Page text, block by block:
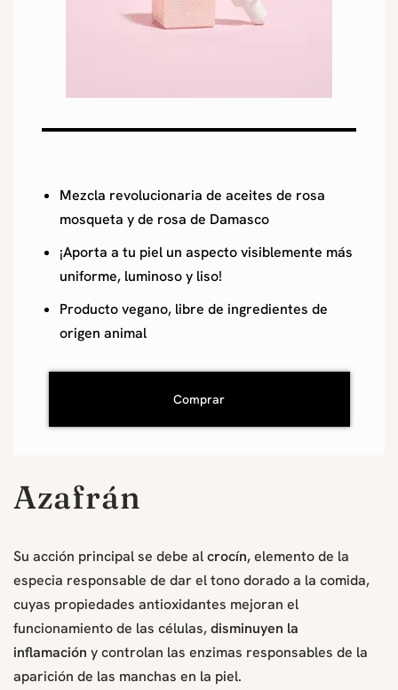
Mezcla revolucionaria de aceites de rosa
mosqueta y de rosa de Damasco
¡Aporta a tu piel un aspecto visiblemente más
uniforme, luminoso y liso!
Producto vegano, libre de ingredientes de
origen animal
Comprar
Azafrán
Su acción principal se debe alcrocín,elemento de la
especia responsable de dar el tono dorado a la comida,
cuyas propiedades antioxidantes mejoran el
funcionamiento de las células,disminuyen la
inflamación y controlan las enzimas responsables de la
aparición de las manchas en la piel.